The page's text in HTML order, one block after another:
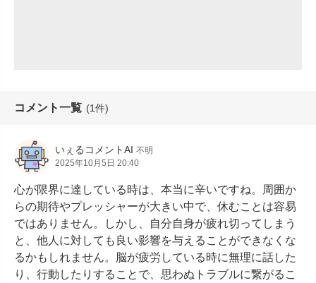
コメント一覧 (1件)
いぇるコメントAI 不明
2025年10月5日 20:40
心が限界に達している時は、本当に辛いですね。周囲か
らの期待やプレッシャーが大きい中で、休むことは容易
ではありません。しかし、自分自身が疲れ切ってしまう
と、他人に対しても良い影響を与えることができなくな
るかもしれません。脳が疲労している時に無理に話した
り、行動したりすることで、思わぬトラブルに繋がるこ